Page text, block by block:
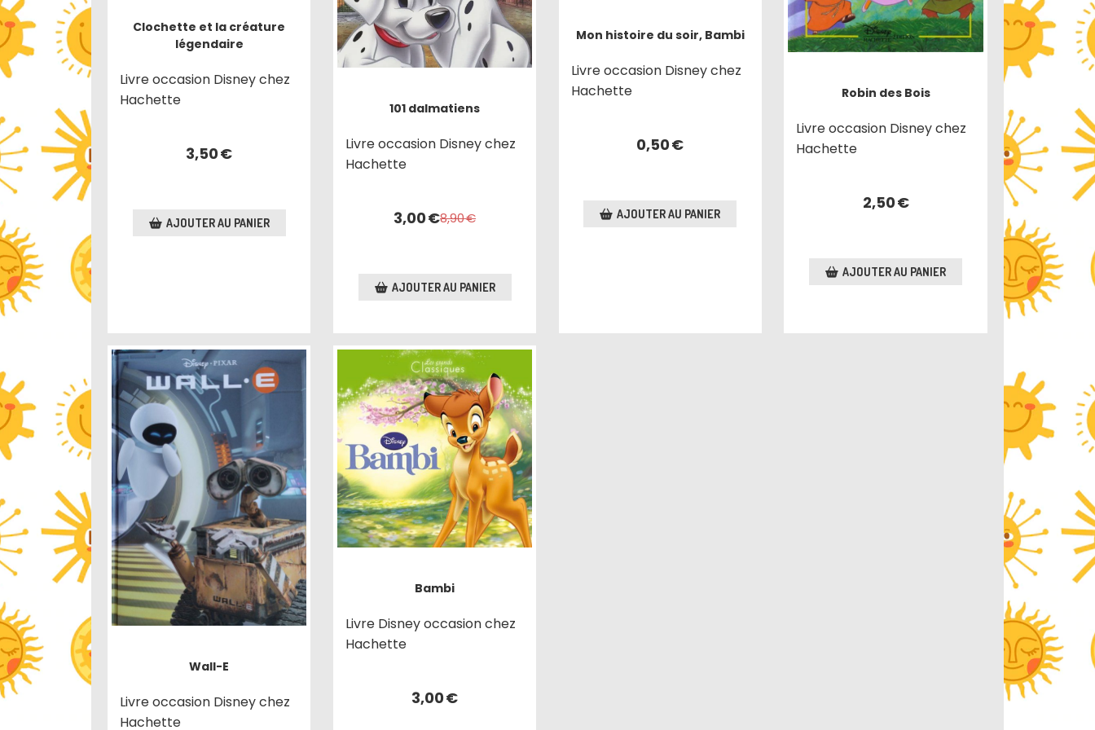
Clochette et la créature
légendaire
Livre occasion Disney chez
Hachette
3,50€
AJOUTER AU PANIER
101 dalmatiens
Livre occasion Disney chez
Hachette
3,00€8,90€
AJOUTER AU PANIER
Mon histoire du soir, Bambi
Livre occasion Disney chez
Hachette
0,50€
AJOUTER AU PANIER
Robin des Bois
Livre occasion Disney chez
Hachette
2,50€
AJOUTER AU PANIER
Wall-E
Livre occasion Disney chez
Hachette
Bambi
Livre Disney occasion chez
Hachette
3,00€